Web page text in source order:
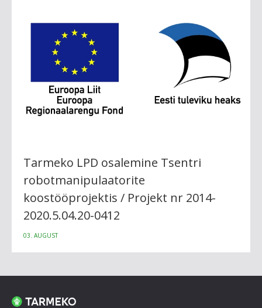
Tarmeko LPD osalemine Tsentri
robotmanipulaatorite
koostööprojektis / Projekt nr 2014-
2020.5.04.20-0412
03. AUGUST